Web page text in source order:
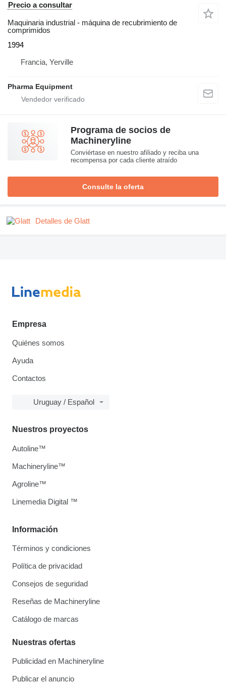
Precio a consultar
Maquinaria industrial - máquina de recubrimiento de
comprimidos
1994
Francia, Yerville
Pharma Equipment
Programa de socios de
Machineryline
Conviértase en nuestro afiliado y reciba una
recompensa por cada cliente atraído
Consulte la oferta
Detalles de Glatt
Empresa
Quiénes somos
Ayuda
Contactos
Uruguay / Español
Información
Términos y condiciones
Política de privacidad
Consejos de seguridad
Reseñas de Machineryline
Catálogo de marcas
Nuestras ofertas
Publicidad en Machineryline
Publicar el anuncio
Nuestros proyectos
Autoline™
Machineryline™
Agroline™
Linemedia Digital ™